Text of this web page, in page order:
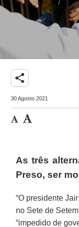
share
30 Agosto 2021
As três
Preso, ser
“O presidente
no Sete de
“impedido de